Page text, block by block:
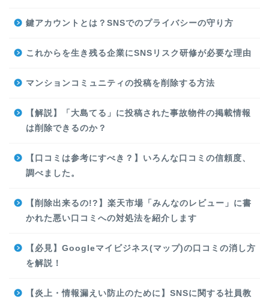
鍵アカウントとは？SNSでのプライバシーの守り方
これからを生き残る企業にSNSリスク研修が必要な理由
マンションコミュニティの投稿を削除する方法
【解説】「大島てる」に投稿された事故物件の掲載情報
は削除できるのか？
【口コミは参考にすべき？】いろんな口コミの信頼度、
調べました。
【削除出来るの!?】楽天市場「みんなのレビュー」に書
かれた悪い口コミへの対処法を紹介します
【必見】Googleマイビジネス(マップ)の口コミの消し方
を解説！
【炎上・情報漏えい防止のために】SNSに関する社員教